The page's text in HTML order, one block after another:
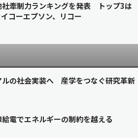
社牽制力ランキングを発表 トップ3は
コーエプソン、リコー
ルの社会実装へ 産学をつなぐ研究革新
給電でエネルギーの制約を越える